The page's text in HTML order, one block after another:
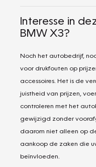
Interesse in
BMW X3?
Noch het autobedrijf,
voor drukfouten op
accessoires. Het is de
juistheid van prijzen,
controleren met het
gewijzigd zonder
daarom niet alleen op
aankoop de zaken die
beïnvloeden.